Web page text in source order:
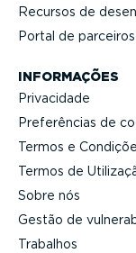
Recursos de
Portal de parceiros
INFORMAÇÕES
Privacidade
Prefe­rências de
Termos e
Termos de
Sobre nós
Gestão de
Trabalhos